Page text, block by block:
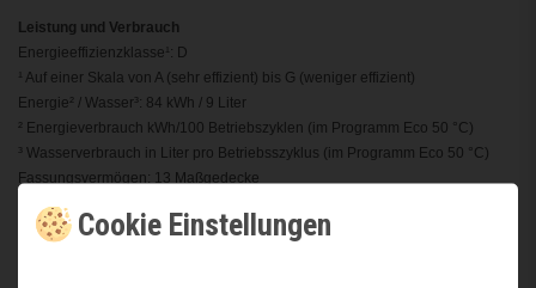
Leistung und Verbrauch
Energieeffizienzklasse¹: D
¹ Auf einer Skala von A (sehr effizient) bis G (weniger effizient)
Energie² / Wasser³: 84 kWh / 9 Liter
² Energieverbrauch kWh/100 Betriebszyklen (im Programm Eco 50 °C)
³ Wasserverbrauch in Liter pro Betriebsszyklus (im Programm Eco 50 °C)
Fassungsvermögen: 13 Maßgedecke
Programmdauer⁴: 4:30 (h:min)
Geräusch: 46 dB(A) re 1 pW
Cookie Einstellungen